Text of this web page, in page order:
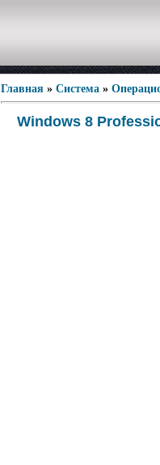
Главная » Система »
Windows 8